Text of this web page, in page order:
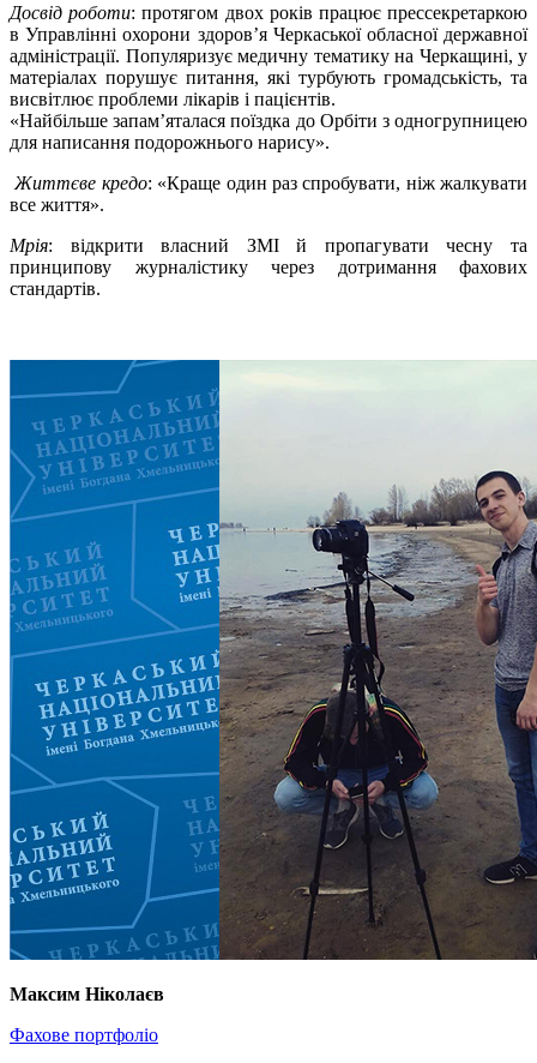
Досвід роботи: протягом двох років працює прессекретаркою
в Управлінні охорони здоров’я Черкаської обласної державної
адміністрації. Популяризує медичну тематику на Черкащині, у
матеріалах порушує питання, які турбують громадськість, та
висвітлює проблеми лікарів і пацієнтів.
«Найбільше запам’яталася поїздка до Орбіти з одногрупницею
для написання подорожнього нарису».
Життєве кредо: «Краще один раз спробувати, ніж жалкувати
все життя».
Мрія: відкрити власний ЗМІ й пропагувати чесну та
принципову журналістику через дотримання фахових
стандартів.
Максим Ніколаєв
Фахове портфоліо